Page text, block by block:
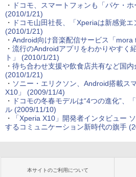
・
ドコモ、スマートフォンも「パケ・
(2010/1/21)
・
ドコモ山田社長、「Xperiaは新感覚エ
(2010/1/21)
・ Android向け音楽配信サービス「mora
・ 流行のAndroidアプリをわかりやすく
ト」
(2010/1/21)
・ 待ち合わせ支援や飲食店共有など国
(2010/1/21)
・ ソニー・エリクソン、Android搭載ス
X10」
(2009/11/4)
・
ドコモの冬春モデルは“4つの進化”、
ル (2009/11/10)
・
「Xperia X10」開発者インタビュー
するコミュニケーション新時代の旗手
本サイトのご利用について